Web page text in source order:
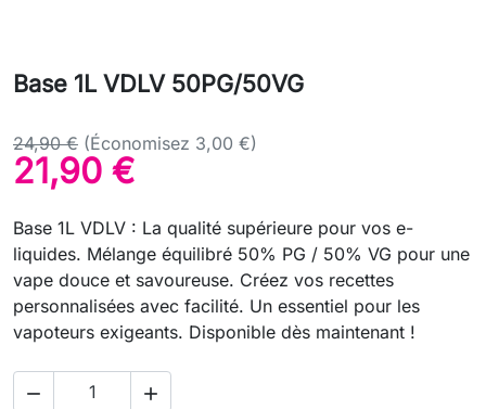
Base 1L VDLV 50PG/50VG
24,90 € (Économisez 3,00 €)
21,90 €
Base 1L VDLV : La qualité supérieure pour vos e-
liquides. Mélange équilibré 50% PG / 50% VG pour une
vape douce et savoureuse. Créez vos recettes
personnalisées avec facilité. Un essentiel pour les
vapoteurs exigeants. Disponible dès maintenant !
 